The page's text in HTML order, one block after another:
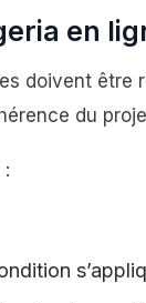
en
doivent
du